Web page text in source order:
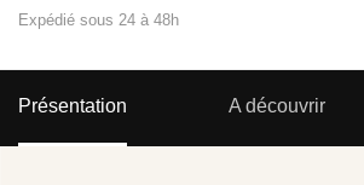
Expédié sous 24 à 48h
Présentation A découvrir